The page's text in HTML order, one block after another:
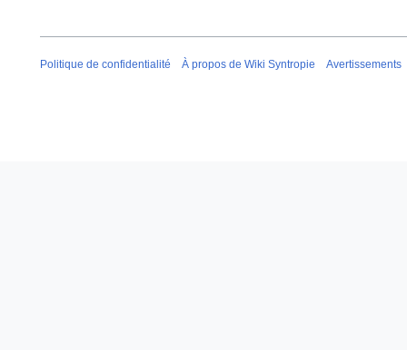
Politique de confidentialité À propos de Wiki Syntropie Avertissements